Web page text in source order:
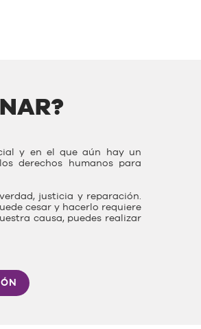
y en el que aún hay un
derechos humanos para
justicia y reparación.
cesar y hacerlo requiere
causa, puedes realizar